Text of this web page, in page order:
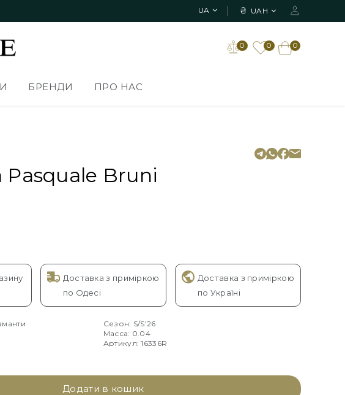
UA ₴ UAH
0
0
0
БРЕНДИ ПРО НАС
Pasquale Bruni
Доставка з приміркою
по Одесі
Доставка з приміркою
по Україні
Сезон: S/S'26
Масса: 0.04
Артикул: 16336R
Додати в кошик